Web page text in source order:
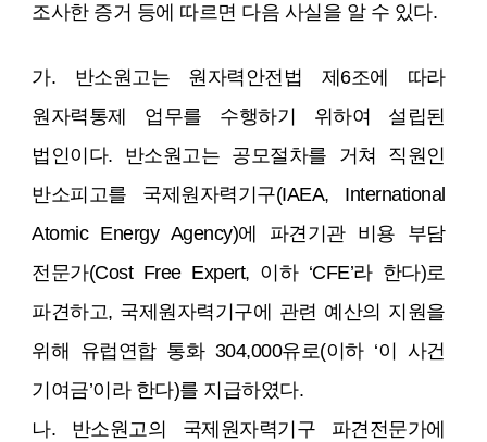
조사한 증거 등에 따르면 다음 사실을 알 수 있다.
가. 반소원고는 원자력안전법 제6조에 따라
원자력통제 업무를 수행하기 위하여 설립된
법인이다. 반소원고는 공모절차를 거쳐 직원인
반소피고를 국제원자력기구(IAEA, International
Atomic Energy Agency)에 파견기관 비용 부담
전문가(Cost Free Expert, 이하 ‘CFE’라 한다)로
파견하고, 국제원자력기구에 관련 예산의 지원을
위해 유럽연합 통화 304,000유로(이하 ‘이 사건
기여금’이라 한다)를 지급하였다.
나. 반소원고의 국제원자력기구 파견전문가에